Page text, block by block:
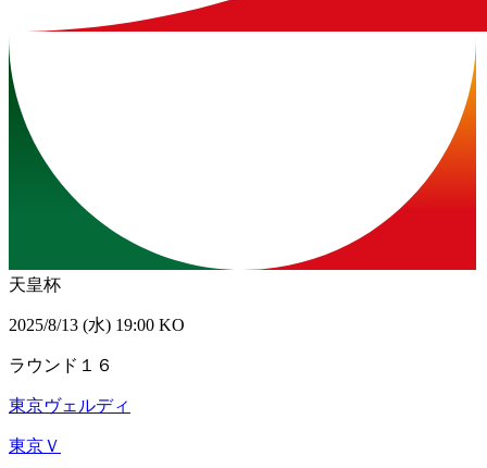
天皇杯
2025/8/13 (水) 19:00 KO
ラウンド１６
東京ヴェルディ
東京Ｖ